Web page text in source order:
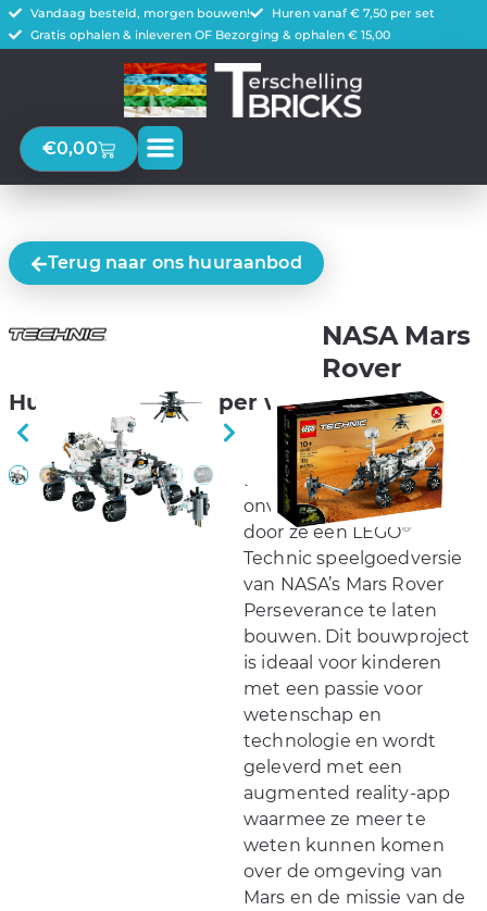
Vandaag besteld, morgen bouwen!
Huren vanaf € 7,50 per set
Gratis ophalen & inleveren OF Bezorging & ophalen € 15,00
€0,00
Terug naar ons huuraanbod
NASA Mars
Rover
Huur voor € 15,00 per week
Bezorg kinderen een
onvergetelijk avontuur
door ze een LEGO®
Technic speelgoedversie
van NASA’s Mars Rover
Perseverance te laten
bouwen. Dit bouwproject
is ideaal voor kinderen
met een passie voor
wetenschap en
technologie en wordt
geleverd met een
augmented reality-app
waarmee ze meer te
weten kunnen komen
over de omgeving van
Mars en de missie van de